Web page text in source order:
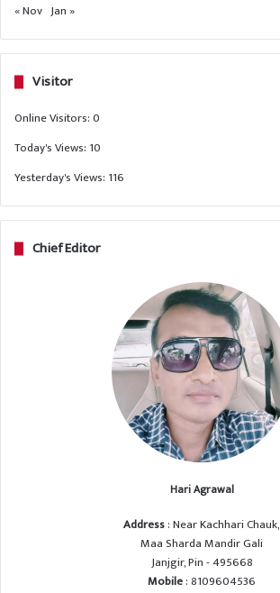
« Nov Jan »
Visitor
Online Visitors:0
Today's Views: 10
Yesterday's Views: 116
Chief Editor
Hari Agrawal
Address: Near Kachhari Chauk,
Maa Sharda Mandir Gali
Janjgir, Pin - 495668
Mobile: 8109604536